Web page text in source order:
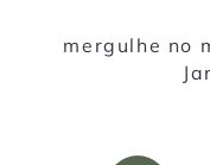
mergulhe no